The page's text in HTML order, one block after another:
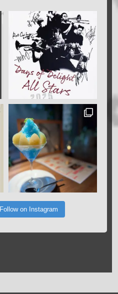
Follow on Instagram